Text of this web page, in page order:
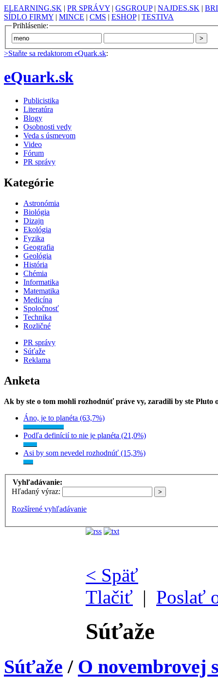
ELEARNING.SK | PR SPRÁVY | GSGROUP| NAJDES.SK |
SÍDLO FIRMY | MINCE | CMS | ESHOP| TESTIVA
Prihlásenie:
>Staňte sa redaktorom eQuark.sk:
eQuark.sk
Publicistika
Literatúra
Blogy
Osobnosti vedy
Veda s úsmevom
Video
Fórum
PR správy
Kategórie
Astronómia
Biológia
Dizajn
Ekológia
Fyzika
Geografia
Geológia
História
Chémia
Informatika
Matematika
Medicína
Spoločnosť
Technika
Rozličné
PR správy
Súťaže
Reklama
Anketa
Ak by ste o tom mohli rozhodnúť práve vy, zaradili by ste Pluto
Áno, je to planéta (63,7%)
Podľa definícií to nie je planéta (21,0%)
Asi by som nevedel rozhodnúť (15,3%)
Vyhľadávanie:
Hľadaný výraz:
Rozšírené vyhľadávanie
< Späť
Tlačiť | Poslať
Súťaže
Súťaže / O novembrovej